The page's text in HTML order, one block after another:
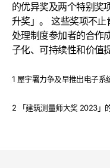
的优异奖及两个特别奖
升奖」。 这些奖项不
处理制度参加者的合作
子化、可持续性和价值
1 屋宇署力争及早推出电子系
2 「建筑测量师大奖 2023」